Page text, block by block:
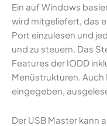
Ein auf Windows
wird mitgeliefert, das
Port einzulesen und
und zu steuern. Das
Features der IODD
Menüstrukturen.
eingegeben,
Der USB Master kann